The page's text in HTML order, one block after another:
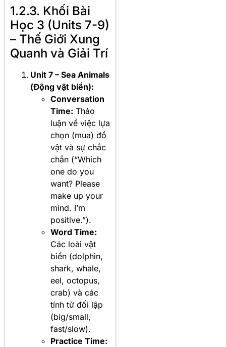
1.2.3. Khối Bài
Học 3 (Units 7-9)
– Thế Giới Xung
Quanh và Giải Trí
Unit 7 – Sea Animals
(Động vật biển):
Conversation
Time: Thảo
luận về việc lựa
chọn (mua) đồ
vật và sự chắc
chắn (“Which
one do you
want? Please
make up your
mind. I’m
positive.”).
Word Time:
Các loài vật
biển (dolphin,
shark, whale,
eel, octopus,
crab) và các
tính từ đối lập
(big/small,
fast/slow).
Practice Time: